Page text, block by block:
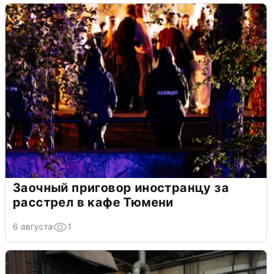
Заочный приговор иностранцу за
расстрел в кафе Тюмени
6 августа 1